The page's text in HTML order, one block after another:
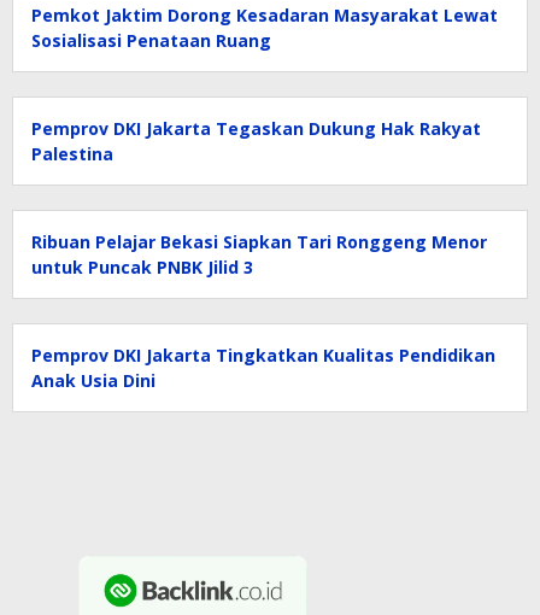
Pemkot Jaktim Dorong Kesadaran Masyarakat Lewat
Sosialisasi Penataan Ruang
Pemprov DKI Jakarta Tegaskan Dukung Hak Rakyat
Palestina
Ribuan Pelajar Bekasi Siapkan Tari Ronggeng Menor
untuk Puncak PNBK Jilid 3
Pemprov DKI Jakarta Tingkatkan Kualitas Pendidikan
Anak Usia Dini